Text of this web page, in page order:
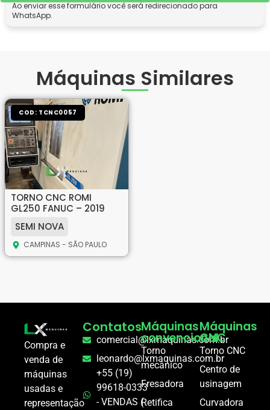
Ao enviar esse formulário você será redirecionado para
WhatsApp.
Máquinas Similares
COD: TCNC0057
TORNO CNC ROMI
GL250 FANUC – 2019
SEMI NOVA
CAMPINAS - SÃO PAULO
Compra e
venda de
máquinas
usadas e
representação
Contatos
comercial@lxmaquinas.com.br
leonardo@lxmaquinas.com.br
+55 (19)
99618-0333
- VENDAS (
Máquinas
convencional
Torno
mecânico
Fresadora
Retifica
Máquinas
CNC
Torno CNC
Centro de
usinagem
Curvadora